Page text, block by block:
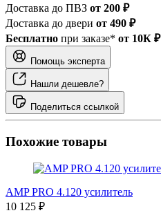
Доставка до ПВЗ от 200 ₽
Доставка до двери от 490 ₽
Бесплатно при заказе* от 10К ₽
Помощь эксперта
Нашли дешевле?
Поделиться ссылкой
Похожие товары
AMP PRO 4.120 усилитель
10 125 ₽